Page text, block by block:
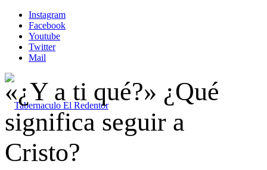
Instagram
Facebook
Youtube
Twitter
Mail
«¿Y a ti qué?» ¿Qué
significa seguir a
Cristo?